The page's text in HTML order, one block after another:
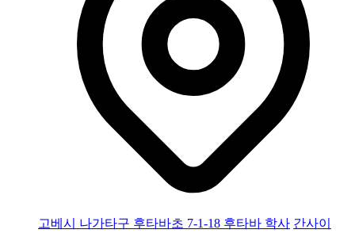
고베시 나가타구 후타바초 7-1-18 후타바 학사 간사이